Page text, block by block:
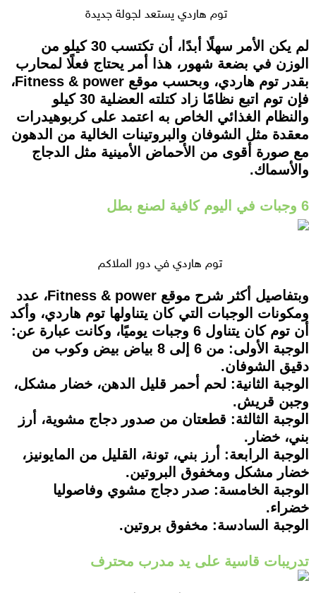
توم هاردي يستعد لجولة جديدة
لم يكن الأمر سهلًا أبدًا، أن تكتسب 30 كيلو من
الوزن في بضعة شهور، هذا أمر يحتاج فعلًا لمحارب
بقدر توم هاردي، وبحسب موقع Fitness & power،
فإن توم اتبع نظامًا زاد كتلته العضلية 30 كيلو
والنظام الغذائي الخاص به اعتمد على كربوهيدرات
معقدة مثل الشوفان والبروتينات الخالية من الدهون
مع صورة أقوى من الأحماض الأمينية مثل الدجاج
والأسماك.
6 وجبات في اليوم كافية لصنع بطل
توم هاردي في دور الملاكم
وبتفاصيل أكثر شرح موقع Fitness & power، عدد
ومكونات الوجبات التي كان يتناولها توم هاردي، وأكد
أن توم كان يتناول 6 وجبات يوميًا، وكانت عبارة عن:
الوجبة الأولى:
من 6 إلى 8 بياض بيض وكوب من
دقيق الشوفان.
الوجبة الثانية: لحم أحمر قليل الدهن، خضار مشكل،
وجبن قريش.
الوجبة الثالثة: قطعتان من صدور دجاج مشوية، أرز
بني، خضار.
الوجبة الرابعة: أرز بني، تونة، القليل من المايونيز،
خضار مشكل ومخفوق البروتين.
الوجبة الخامسة: صدر دجاج مشوي وفاصوليا
خضراء.
الوجبة السادسة: مخفوق بروتين.
تدريبات قاسية على يد مدرب محترف